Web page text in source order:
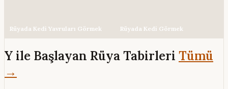
Rüyada Kedi Yavruları Görmek Rüyada Kedi Görmek
Y ile Başlayan Rüya Tabirleri Tümü
→